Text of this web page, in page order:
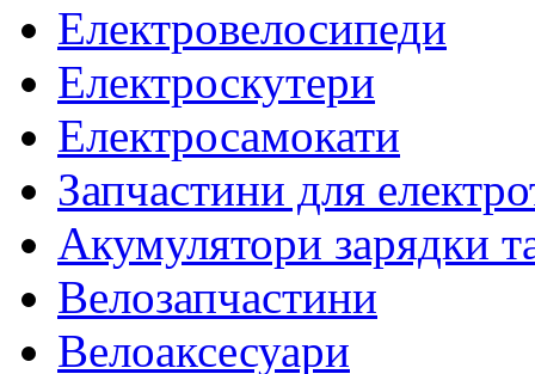
Електровелосипеди
Електроскутери
Електросамокати
Запчастини для
Акумулятори зарядки
Велозапчастини
Велоаксесуари